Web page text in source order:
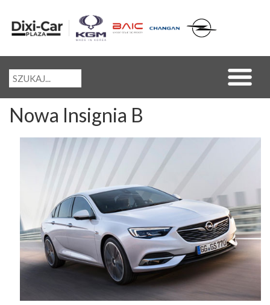
Nowa Insignia B